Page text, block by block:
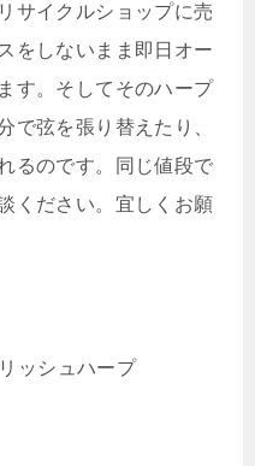
サイクルショップに売
をしないまま即日オー
す。そしてそのハープ
で弦を張り替えたり、
るのです。同じ値段で
ください。宜しくお願
ッシュハープ